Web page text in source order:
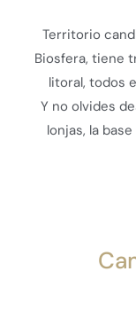
Territorio
Biosfera, tiene
litoral, todos
Y no olvides
lonjas, la